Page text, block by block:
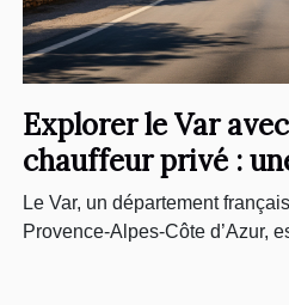
Explorer le Var
chauffeur privé :
expérience
Le Var, un département
Provence-Alpes-Côte d’Azur,